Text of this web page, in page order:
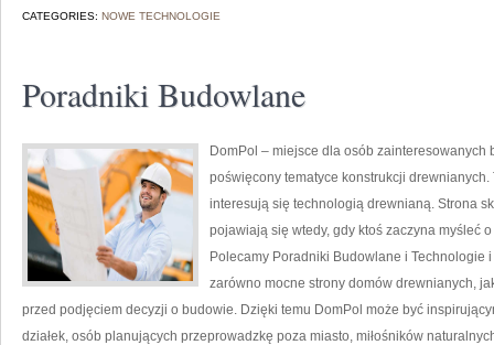
CATEGORIES: NOWE TECHNOLOGIE
Poradniki Budowlane
DomPol – miejsce dla osób
poświęcony tematyce konstrukcji
interesują się technologią drewnianą. Strona
pojawiają się wtedy, gdy ktoś zaczyna myśleć
Polecamy Poradniki Budowlane i Technologie
zarówno mocne strony domów drewnianych,
przed podjęciem decyzji o budowie. Dzięki temu DomPol może być
działek, osób planujących przeprowadzkę poza miasto, miłośników